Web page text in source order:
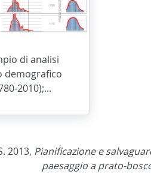
di analisi
demografico
2010);...
2013, Pianificazione e
paesaggio a prato-